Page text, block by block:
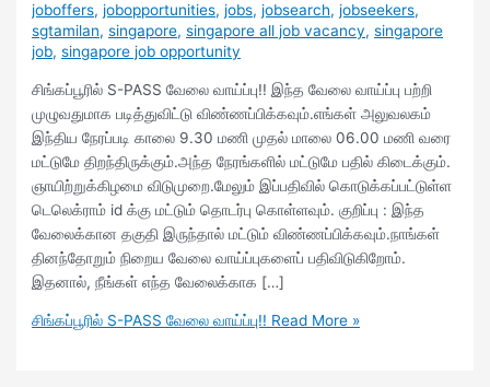
joboffers,jobopportunities,jobs,jobsearch,jobseekers,
sgtamilan,singapore,singapore all job vacancy,singapore
job,singapore job opportunity
சிங்கப்பூரில் S-PASS வேலை வாய்ப்பு!! இந்த வேலை வாய்ப்பு பற்றி
முழுவதுமாக படித்துவிட்டு விண்ணப்பிக்கவும்.எங்கள் அலுவலகம்
இந்திய நேரப்படி காலை 9.30 மணி முதல் மாலை 06.00 மணி வரை
மட்டுமே திறந்திருக்கும்.அந்த நேரங்களில் மட்டுமே பதில் கிடைக்கும்.
ஞாயிற்றுக்கிழமை விடுமுறை.மேலும் இப்பதிவில் கொடுக்கப்பட்டுள்ள
டெலெக்ராம் id க்கு மட்டும் தொடர்பு கொள்ளவும். குறிப்பு : இந்த
வேலைக்கான தகுதி இருந்தால் மட்டும் விண்ணப்பிக்கவும்.நாங்கள்
தினந்தோறும் நிறைய வேலை வாய்ப்புகளைப் பதிவிடுகிறோம்.
இதனால், நீங்கள் எந்த வேலைக்காக […]
சிங்கப்பூரில் S-PASS வேலை வாய்ப்பு!! Read More »